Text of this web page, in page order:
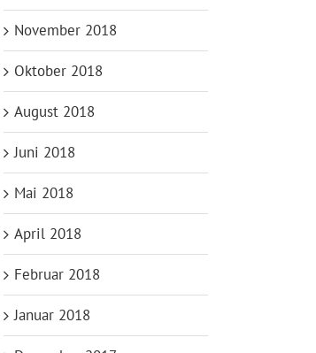
November 2018
Oktober 2018
August 2018
Juni 2018
Mai 2018
April 2018
Februar 2018
Januar 2018